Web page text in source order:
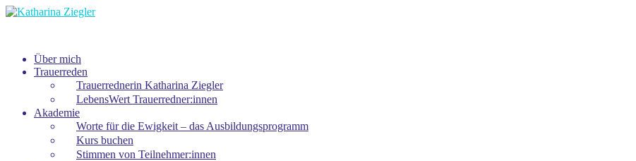
Über mich
Trauerreden
Trauerrednerin Katharina Ziegler
LebensWert Trauerredner:innen
Akademie
Worte für die Ewigkeit – das Ausbildungsprogramm
Kurs buchen
Stimmen von Teilnehmer:innen